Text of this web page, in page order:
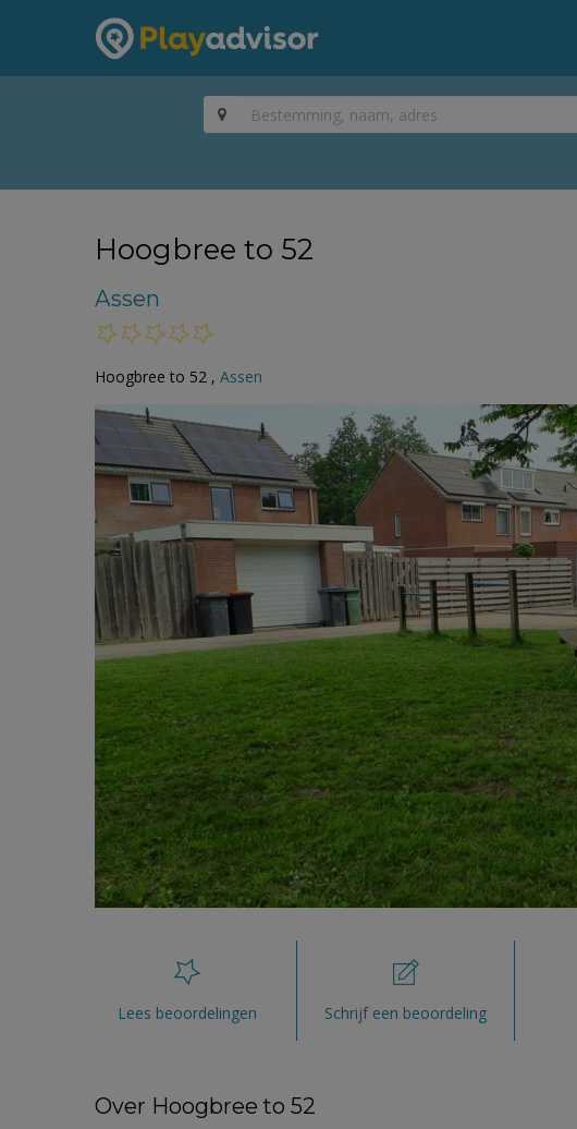
Hoogbree to 52
Assen
Hoogbree to 52 , Assen
Lees beoordelingen Schrijf een beoordeling
Over Hoogbree to 52